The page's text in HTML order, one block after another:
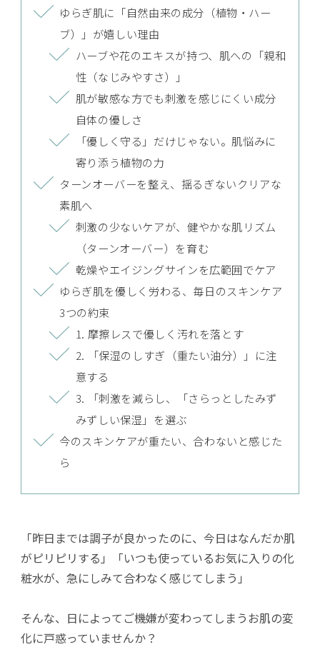
ゆらぎ肌に「自然由来の成分（植物・ハー
ブ）」が嬉しい理由
ハーブや花のエキスが持つ、肌への「親和
性（なじみやすさ）」
肌が敏感な方でも刺激を感じにくい成分
自体の優しさ
「優しく守る」だけじゃない。肌悩みに
寄り添う植物の力
ターンオーバーを整え、揺るぎないクリアな
素肌へ
刺激の少ないケアが、健やかな肌リズム
（ターンオーバー）を育む
乾燥やエイジングサインを広範囲でケア
ゆらぎ肌を優しく労わる、毎日のスキンケア
3つの約束
1. 摩擦レスで優しく汚れを落とす
2. 「保湿のしすぎ（重たい油分）」に注
意する
3. 「刺激を減らし、「さらっとしたみず
みずしい保湿」を選ぶ
今のスキンケアが重たい、合わないと感じた
ら
「昨日までは調子が良かったのに、今日はなんだか肌
がピリピリする」「いつも使っているお気に入りの化
粧水が、急にしみて合わなく感じてしまう」
そんな、日によってご機嫌が変わってしまうお肌の変
化に戸惑っていませんか？